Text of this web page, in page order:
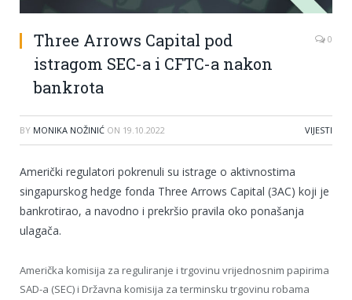
Three Arrows Capital pod
istragom SEC-a i CFTC-a nakon
bankrota
0
BY MONIKA NOŽINIĆ ON 19.10.2022 VIJESTI
Američki regulatori pokrenuli su istrage o aktivnostima
singapurskog hedge fonda Three Arrows Capital (3AC) koji je
bankrotirao, a navodno i prekršio pravila oko ponašanja
ulagača.
Američka komisija za reguliranje i trgovinu vrijednosnim papirima
SAD-a (SEC) i Državna komisija za terminsku trgovinu robama